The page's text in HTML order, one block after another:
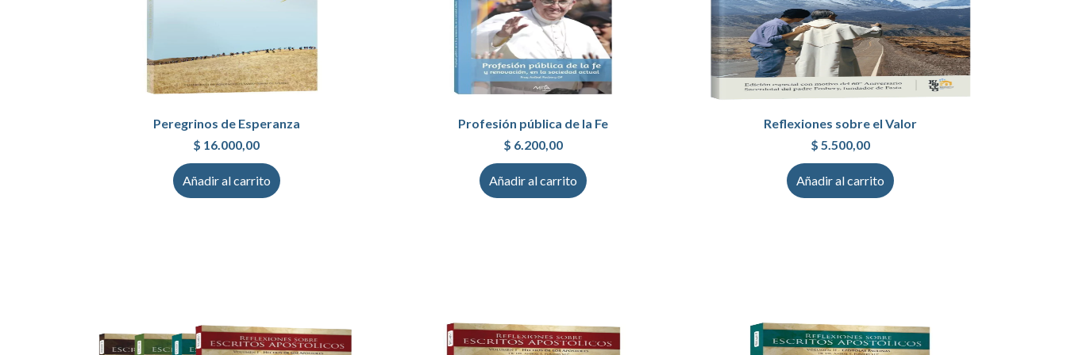
Peregrinos de Esperanza
$ 16.000,00
Añadir al carrito
Profesión pública de la Fe
$ 6.200,00
Añadir al carrito
Reflexiones sobre el Valor
$ 5.500,00
Añadir al carrito